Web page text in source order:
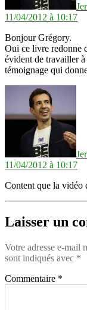
11/04/2012 à 10:17
Bonjour Grégory.
Oui ce livre redonne
évident de travailler
témoignage qui
11/04/2012 à 10:17
Content que la vidéo
Laisser un
Votre adresse e-mail
sont indiqués avec *
Commentaire *